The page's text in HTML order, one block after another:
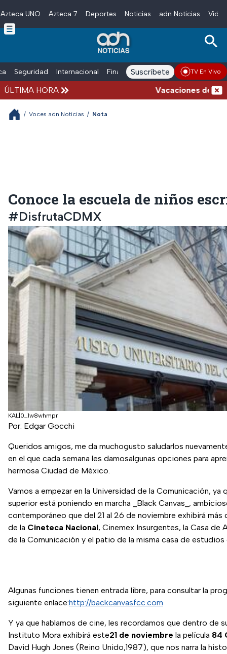
Skip to main content
Azteca UNO Azteca 7 Deportes Noticias adn Noticias
Seguridad Internacional Finanzas adn Noticias Radio
Suscríbete TV En Vivo
ÚLTIMA HORA Vacaciones de
/ Voces adn Noticias / Nota
Conoce la escuela de niños
#DisfrutaCDMX
KAL|0_1w8whmpr
Por: Edgar Gocchi
Queridos amigos, me da muchogusto saludarlos
en el que cada semana les damosalgunas opciones para
hermosa Ciudad de México.
Vamos a empezar en la Universidad de la Comunicación,
superior está poniendo en marcha _Black Canvas_,
contemporáneo que del 21 al 26 de noviembre exhibirá más
de la Cineteca Nacional, Cinemex Insurgentes, la Casa de
de la Comunicación y el patio de la misma casa de
Algunas funciones tienen entrada libre, para consultar la
siguiente enlace:http://backcanvasfcc.com
Y ya que hablamos de cine, les recordamos que dentro de
Instituto Mora exhibirá este21 de noviembre la película 84
David Hugh Jones (Reino Unido,1987), que nos narra la